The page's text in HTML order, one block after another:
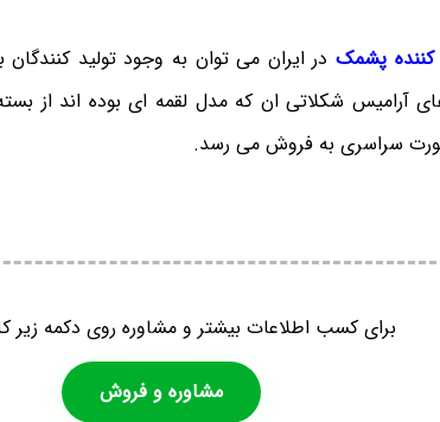
کننده پشمک در ایران می توان به وجود تولید
شکلاتی ان که مدل لقمه ای بوده اند از
سراسری به فروش می رسد.
برای کسب اطلاعات بیشتر و مشاوره روی دکمه زیر
مشاوره و فروش